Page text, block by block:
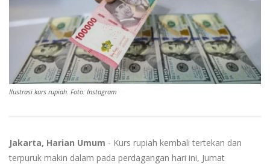
Ilustrasi kurs rupiah. Foto: Instagram
Jakarta, Harian Umum - Kurs rupiah kembali tertekan dan
terpuruk makin dalam pada perdagangan hari ini, Jumat